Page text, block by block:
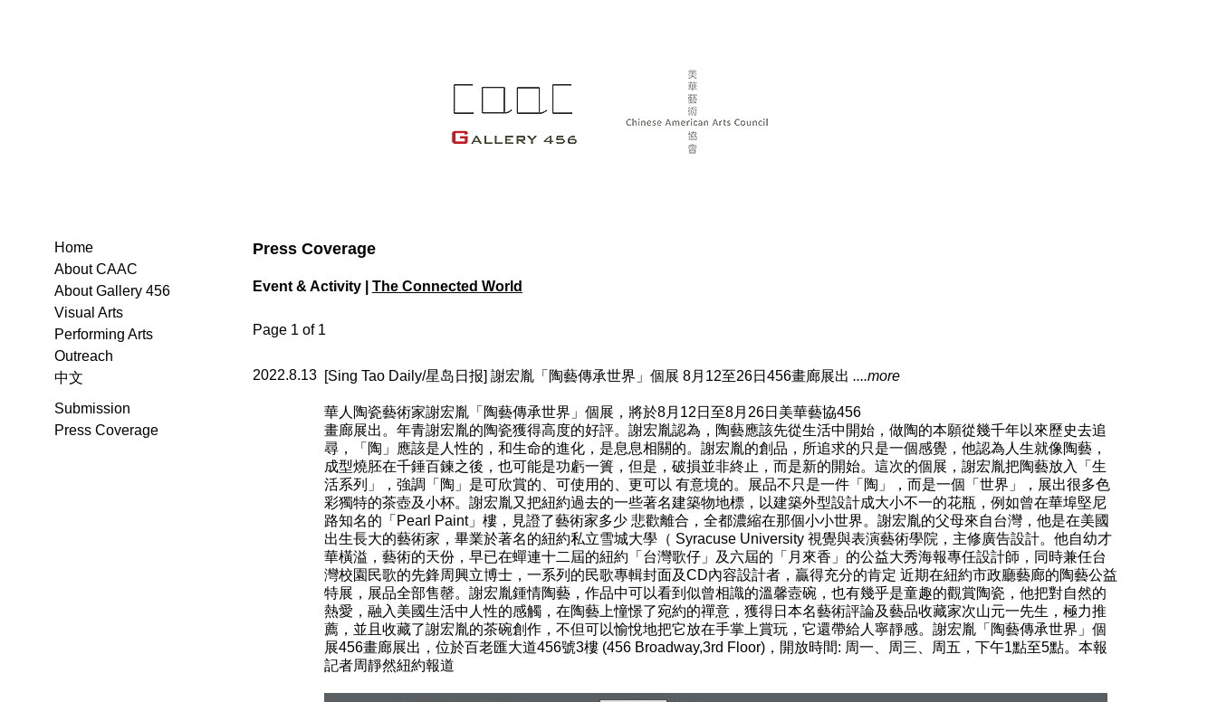
Press Coverage
Event & Activity | The Connected World
Page 1 of 1
2022.8.13 [Sing Tao Daily/星岛日报] 謝宏胤「陶藝傳承世界」個展 8月12至26日456畫廊展出 ....more
華人陶瓷藝術家謝宏胤「陶藝傳承世界」個展，將於8月12日至8月26日美華藝協456
畫廊展出。年青謝宏胤的陶瓷獲得高度的好評。謝宏胤認為，陶藝應該先從生活中開始，做陶的本願從幾千年以來歷史去追
尋，「陶」應該是人性的，和生命的進化，是息息相關的。謝宏胤的創品，所追求的只是一個感覺，他認為人生就像陶藝，
成型燒胚在千錘百鍊之後，也可能是功虧一簣，但是，破損並非終止，而是新的開始。這次的個展，謝宏胤把陶藝放入「生
活系列」，強調「陶」是可欣賞的、可使用的、更可以 有意境的。展品不只是一件「陶」，而是一個「世界」，展出很多色
彩獨特的茶壺及小杯。謝宏胤又把紐約過去的一些著名建築物地標，以建築外型設計成大小不一的花瓶，例如曾在華埠堅尼
路知名的「Pearl Paint」樓，見證了藝術家多少 悲歡離合，全都濃縮在那個小小世界。謝宏胤的父母來自台灣，他是在美國
出生長大的藝術家，畢業於著名的紐約私立雪城大學（ Syracuse University 視覺與表演藝術學院，主修廣告設計。他自幼才
華橫溢，藝術的天份，早已在蟬連十二屆的紐約「台灣歌仔」及六屆的「月來香」的公益大秀海報專任設計師，同時兼任台
灣校園民歌的先鋒周興立博士，一系列的民歌專輯封面及CD內容設計者，贏得充分的肯定 近期在紐約市政廳藝廊的陶藝公益
特展，展品全部售罄。謝宏胤鍾情陶藝，作品中可以看到似曾相識的溫馨壼碗，也有幾乎是童趣的觀賞陶瓷，他把對自然的
熱愛，融入美國生活中人性的感觸，在陶藝上憧憬了宛約的禪意，獲得日本名藝術評論及藝品收藏家次山元一先生，極力推
薦，並且收藏了謝宏胤的茶碗創作，不但可以愉悅地把它放在手掌上賞玩，它還帶給人寧靜感。謝宏胤「陶藝傳承世界」個
展456畫廊展出，位於百老匯大道456號3樓 (456 Broadway,3rd Floor)，開放時間: 周一、周三、周五，下午1點至5點。本報
記者周靜然紐約報道
Home
About CAAC
About Gallery 456
Visual Arts
Performing Arts
Outreach
中文
Submission
Press Coverage